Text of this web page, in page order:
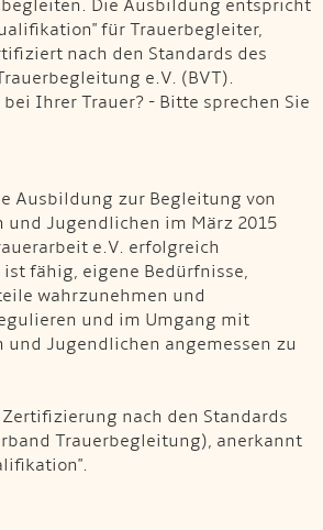
Die Ausbildung entspricht
für Trauerbegleiter,
nach den Standards des
e.V. (BVT).
Ihrer Trauer? - Bitte sprechen Sie
Ausbildung zur Begleitung von
und Jugendlichen im März 2015
e.V. erfolgreich
ist fähig, eigene Bedürfnisse,
wahrzunehmen und
und im Umgang mit
und Jugendlichen angemessen zu
nach den Standards
Trauerbegleitung), anerkannt